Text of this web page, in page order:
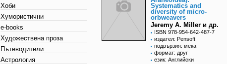
Хоби
Хумористични
e-books
Художествена проза
Пътеводители
Астрология
Systematics and
diversity of micro-
orbweavers
Jeremy A. Miller и др.
ISBN 978-954-642-487-7
издател: Pensoft
подвързия: мека
формат: друг
език: Английски